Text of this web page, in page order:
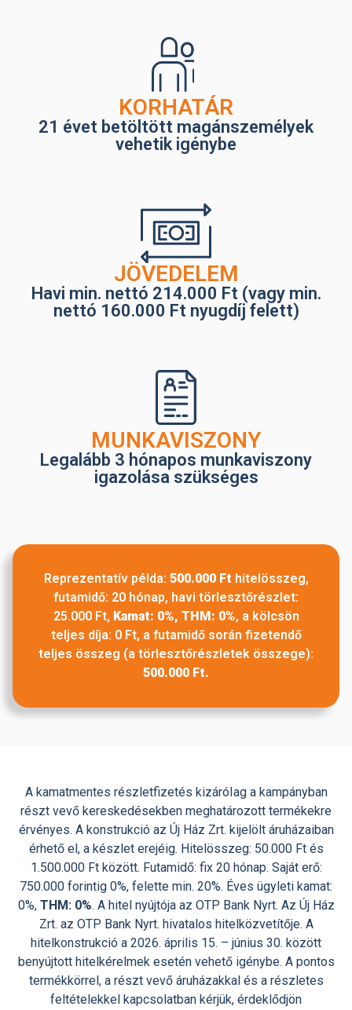
KORHATÁR
21 évet betöltött magánszemélyek
vehetik igénybe
JÖVEDELEM
Havi min. nettó 214.000 Ft (vagy min.
nettó 160.000 Ft nyugdíj felett)
MUNKAVISZONY
Legalább 3 hónapos munkaviszony
igazolása szükséges
Reprezentatív példa: 500.000 Ft hitelösszeg,
futamidő: 20 hónap, havi törlesztőrészlet:
25.000 Ft, Kamat: 0%, THM: 0%, a kölcsön
teljes díja: 0 Ft, a futamidő során fizetendő
teljes összeg (a törlesztőrészletek összege):
500.000 Ft.
A kamatmentes részletfizetés kizáróIag a kampányban
részt vevő kereskedésekben meghatározott termékekre
érvényes. A konstrukció az Új Ház Zrt. kijelölt áruházaiban
érhető el, a készlet erejéig. Hitelösszeg: 50.000 Ft és
1.500.000 Ft között. Futamidő: fix 20 hónap. Saját erő:
750.000 forintig 0%, felette min. 20%. Éves ügyleti kamat:
0%, THM: 0%. A hitel nyújtója az OTP Bank Nyrt. Az Új Ház
Zrt. az OTP Bank Nyrt. hivatalos hitelközvetítője. A
hitelkonstrukció a 2026. április 15. – június 30. között
benyújtott hitelkérelmek esetén vehető igénybe. A pontos
termékkörrel, a részt vevő áruházakkal és a részletes
feltételekkel kapcsolatban kérjük, érdeklődjön